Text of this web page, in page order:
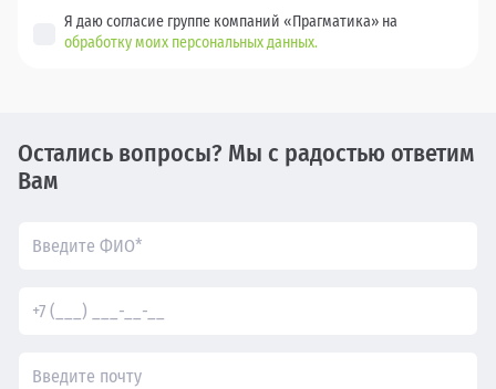
Я даю согласие группе компаний «Прагматика» на
обработку моих персональных данных.
Остались вопросы? Мы с радостью ответим
Вам